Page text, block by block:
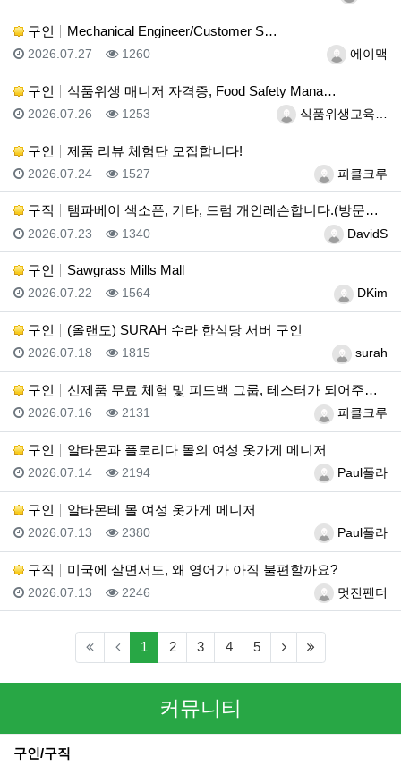
구인 Mechanical Engineer/Customer S…
등록자에이맥
등록일
2026.07.27 조회
1260
구인 식품위생 매니저 자격증, Food Safety Mana…
등록자식품위생교육…
등록일
2026.07.26 조회
1253
구인 제품 리뷰 체험단 모집합니다!
등록자피클크루
등록일
2026.07.24 조회
1527
구직 탬파베이 색소폰, 기타, 드럼 개인레슨합니다.(방문레슨…
등록자DavidS
등록일
2026.07.23 조회
1340
구인 Sawgrass Mills Mall
등록자DKim
등록일
2026.07.22 조회
1564
구인 (올랜도) SURAH 수라 한식당 서버 구인
등록자surah
등록일
2026.07.18 조회
1815
구인 신제품 무료 체험 및 피드백 그룹, 테스터가 되어주세요…
등록자피클크루
등록일
2026.07.16 조회
2131
구인 알타몬과 플로리다 몰의 여성 옷가게 메니저
등록자Paul폴라
등록일
2026.07.14 조회
2194
구인 알타몬테 몰 여성 옷가게 메니저
등록자Paul폴라
등록일
2026.07.13 조회
2380
구직 미국에 살면서도, 왜 영어가 아직 불편할까요?
등록자멋진팬더
등록일
2026.07.13 조회
2246
1 (current)
2 3 4 5 (next)
커뮤니티
구인/구직